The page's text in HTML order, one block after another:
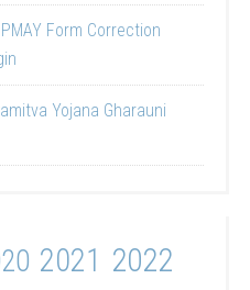
Form Correction
Yojana Gharauni
2021 2022